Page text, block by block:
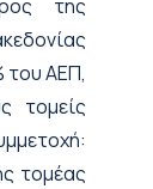
της
του ΑΕΠ,
τομείς
τομέας